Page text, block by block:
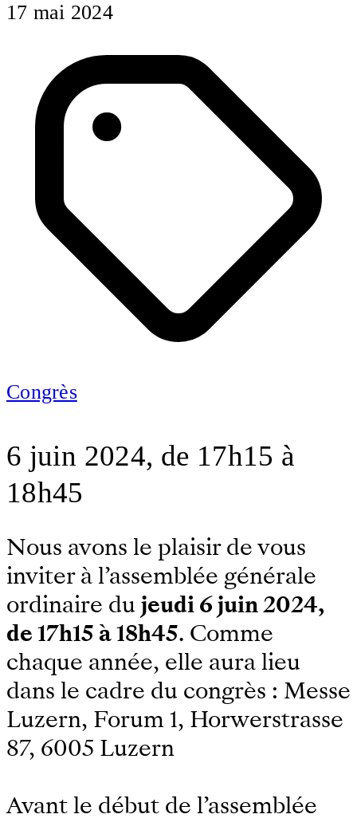
17 mai 2024
Congrès
6 juin 2024, de 17h15 à
18h45
Nous avons le plaisir de vous
inviter à l’assemblée générale
ordinaire du jeudi 6 juin 2024,
de 17h15 à 18h45. Comme
chaque année, elle aura lieu
dans le cadre du congrès : Messe
Luzern, Forum 1, Horwerstrasse
87, 6005 Luzern
Avant le début de l’assemblée